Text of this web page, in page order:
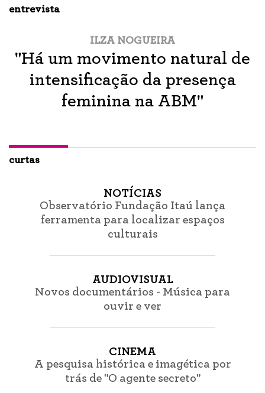
entrevista
ILZA NOGUEIRA
"Há um movimento natural de
intensificação da presença
feminina na ABM"
curtas
NOTÍCIAS
Observatório Fundação Itaú lança
ferramenta para localizar espaços
culturais
AUDIOVISUAL
Novos documentários - Música para
ouvir e ver
CINEMA
A pesquisa histórica e imagética por
trás de "O agente secreto"